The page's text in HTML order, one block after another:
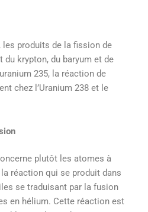
les produits de la fission de
du krypton, du baryum et de
235, la réaction de
chez l’Uranium 238 et le
plutôt les atomes à
réaction qui se produit dans
se traduisant par la fusion
en hélium. Cette réaction est